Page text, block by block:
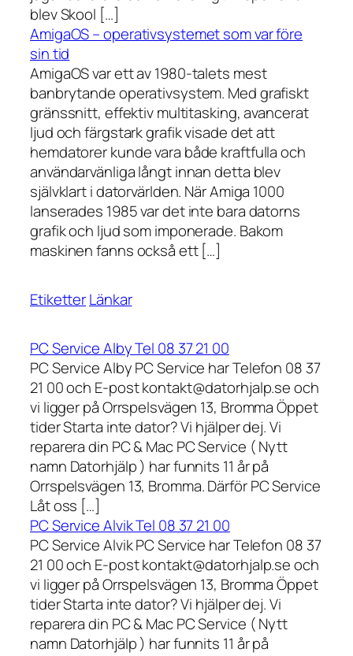
blev Skool […]
AmigaOS – operativsystemet som var före
sin tid
AmigaOS var ett av 1980-talets mest
banbrytande operativsystem. Med grafiskt
gränssnitt, effektiv multitasking, avancerat
ljud och färgstark grafik visade det att
hemdatorer kunde vara både kraftfulla och
användarvänliga långt innan detta blev
självklart i datorvärlden. När Amiga 1000
lanserades 1985 var det inte bara datorns
grafik och ljud som imponerade. Bakom
maskinen fanns också ett […]
EtiketterLänkar
PC Service Alby Tel 08 37 21 00
PC Service Alby PC Service har Telefon 08 37
21 00 och E-post kontakt@datorhjalp.se och
vi ligger på Orrspelsvägen 13, Bromma Öppet
tider Starta inte dator? Vi hjälper dej. Vi
reparera din PC & Mac PC Service ( Nytt
namn Datorhjälp ) har funnits 11 år på
Orrspelsvägen 13, Bromma. Därför PC Service
Låt oss […]
PC Service Alvik Tel 08 37 21 00
PC Service Alvik PC Service har Telefon 08 37
21 00 och E-post kontakt@datorhjalp.se och
vi ligger på Orrspelsvägen 13, Bromma Öppet
tider Starta inte dator? Vi hjälper dej. Vi
reparera din PC & Mac PC Service ( Nytt
namn Datorhjälp ) har funnits 11 år på